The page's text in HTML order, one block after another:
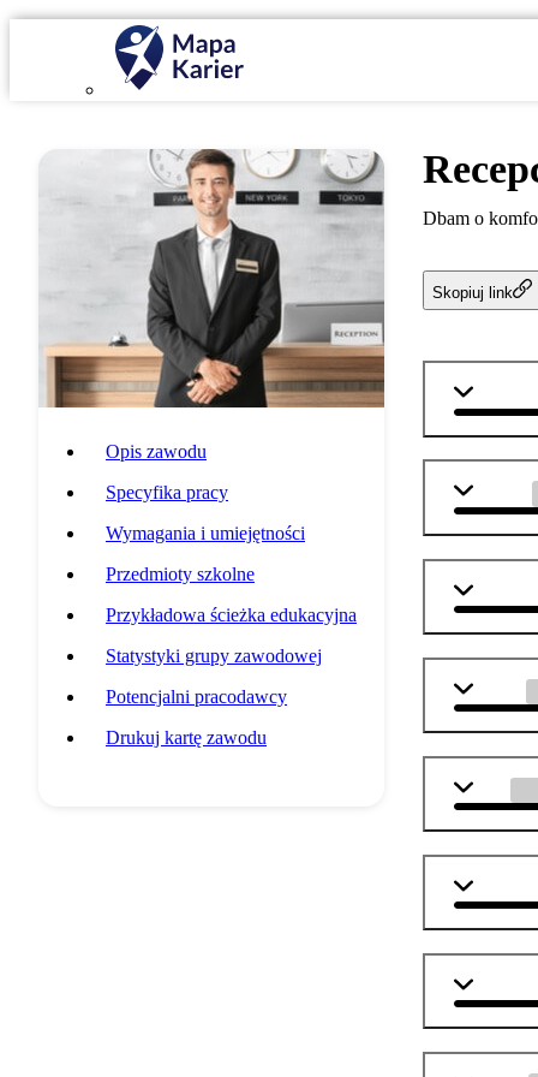
Opis zawodu
Specyfika pracy
Wymagania i umiejętności
Przedmioty szkolne
Przykładowa ścieżka edukacyjna
Statystyki grupy zawodowej
Potencjalni pracodawcy
Drukuj kartę zawodu
Dbam o
Skopiuj link